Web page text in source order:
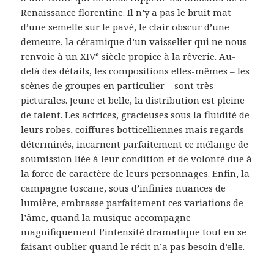
Renaissance florentine. Il n’y a pas le bruit mat
d’une semelle sur le pavé, le clair obscur d’une
demeure, la céramique d’un vaisselier qui ne nous
renvoie à un XIV° siècle propice à la rêverie. Au-
delà des détails, les compositions elles-mêmes – les
scènes de groupes en particulier – sont très
picturales. Jeune et belle, la distribution est pleine
de talent. Les actrices, gracieuses sous la fluidité de
leurs robes, coiffures botticelliennes mais regards
déterminés, incarnent parfaitement ce mélange de
soumission liée à leur condition et de volonté due à
la force de caractère de leurs personnages. Enfin, la
campagne toscane, sous d’infinies nuances de
lumière, embrasse parfaitement ces variations de
l’âme, quand la musique accompagne
magnifiquement l’intensité dramatique tout en se
faisant oublier quand le récit n’a pas besoin d’elle.